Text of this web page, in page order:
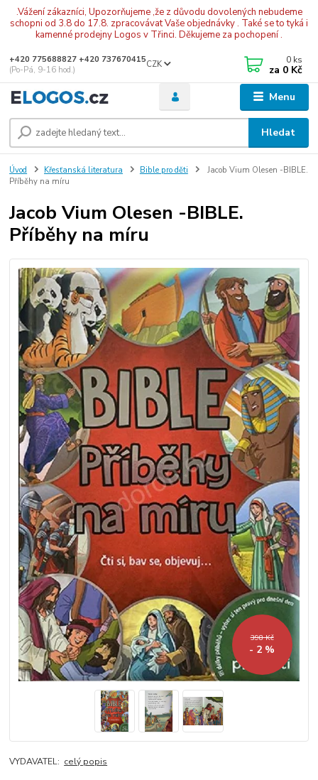
.Vážení zákazníci, Upozorňujeme ,že z důvodu dovolených nebudeme
schopni od 3.8 do 17.8. zpracovávat Vaše objednávky . Také se to tyká i
kamenné prodejny Logos v Třinci. Děkujeme za pochopení .
Menu
CZK
Hledat
+420 775688827 +420 737670415
(Po-Pá, 9-16 hod.)
0 ks
za 0 Kč
Úvod Křesťanská literatura Bible pro děti
Jacob Vium Olesen -BIBLE.
Příběhy na míru
Jacob Vium Olesen -BIBLE.
Příběhy na míru
398 Kč
- 2 %
VYDAVATEL: celý popis